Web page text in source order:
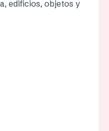
edificios, objetos y